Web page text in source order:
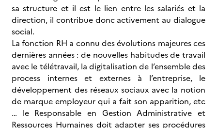
sa structure et il est le lien entre les salariés et la
direction, il contribue donc activement au dialogue
social.
La fonction RH a connu des évolutions majeures ces
dernières années : de nouvelles habitudes de travail
avec le télétravail, la digitalisation de l’ensemble des
process internes et externes à l’entreprise, le
développement des réseaux sociaux avec la notion
de marque employeur qui a fait son apparition, etc
… le Responsable en Gestion Administrative et
Ressources Humaines doit adapter ses procédures